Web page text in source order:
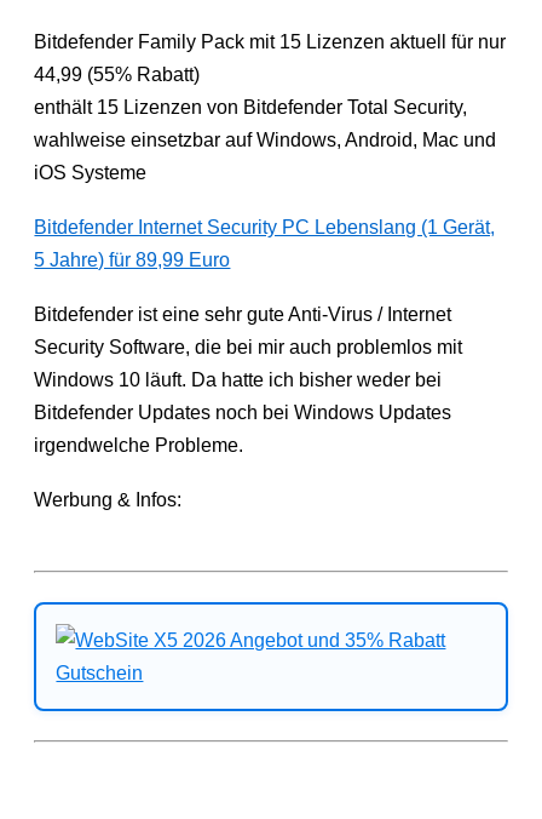
Bitdefender Family Pack mit 15 Lizenzen aktuell für nur
44,99 (55% Rabatt)
enthält 15 Lizenzen von Bitdefender Total Security,
wahlweise einsetzbar auf Windows, Android, Mac und
iOS Systeme
Bitdefender Internet Security PC Lebenslang (1 Gerät,
5 Jahre) für 89,99 Euro
Bitdefender ist eine sehr gute Anti-Virus / Internet
Security Software, die bei mir auch problemlos mit
Windows 10 läuft. Da hatte ich bisher weder bei
Bitdefender Updates noch bei Windows Updates
irgendwelche Probleme.
Werbung & Infos: